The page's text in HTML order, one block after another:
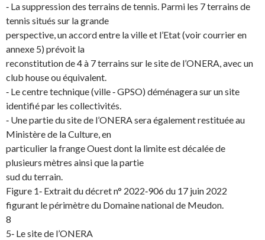
‐ La suppression des terrains de tennis. Parmi les 7 terrains de
tennis situés sur la grande
perspective, un accord entre la ville et l’Etat (voir courrier en
annexe 5) prévoit la
reconstitution de 4 à 7 terrains sur le site de l’ONERA, avec un
club house ou équivalent.
‐ Le centre technique (ville ‐ GPSO) déménagera sur un site
identifié par les collectivités.
‐ Une partie du site de l’ONERA sera également restituée au
Ministère de la Culture, en
particulier la frange Ouest dont la limite est décalée de
plusieurs mètres ainsi que la partie
sud du terrain.
Figure 1‐ Extrait du décret n° 2022‐906 du 17 juin 2022
figurant le périmètre du Domaine national de Meudon.
8
5‐ Le site de l’ONERA